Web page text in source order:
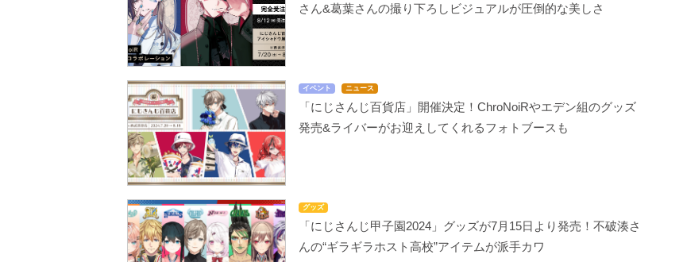
さん&葛葉さんの撮り下ろしビジュアルが圧倒的な美しさ
イベント ニュース
「にじさんじ百貨店」開催決定！ChroNoiRやエデン組のグッズ
発売&ライバーがお迎えしてくれるフォトブースも
グッズ
「にじさんじ甲子園2024」グッズが7月15日より発売！不破湊さ
んの“ギラギラホスト高校”アイテムが派手カワ